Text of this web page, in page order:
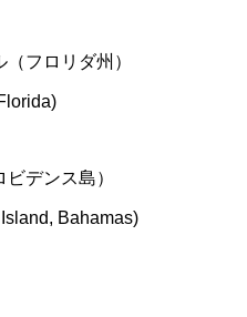
フロリダ州）
デンス島）
Bahamas)